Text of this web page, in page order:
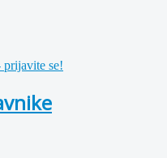
se!